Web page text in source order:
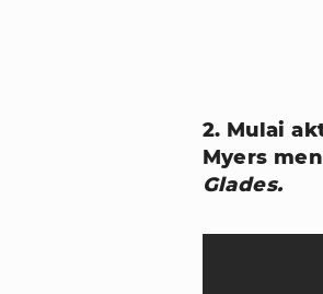
2. Mulai
Myers
Glades.